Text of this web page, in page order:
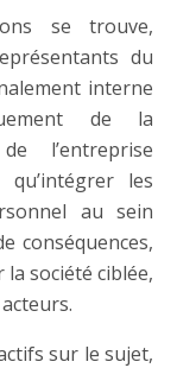
se trouve,
du
interne
de la
l’entreprise
les
au sein
conséquences,
société ciblée,
sur le sujet,